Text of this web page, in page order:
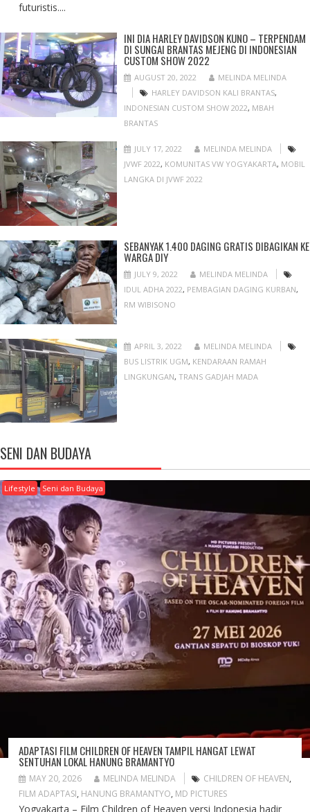
futuristis....
INI DIA HARLEY DAVIDSON KUNO – TERPENDAM
DI SUNGAI BRANTAS MEJENG DI INDONESIAN
CUSTOM SHOW 2022
AUGUST 20, 2022
MELINDA MELINDA
HARLEY DAVIDSON KALI BRANTAS,
INDONESIAN CUSTOM SHOW 2022, MBAH
BRANTAS
JULY 17, 2022
MELINDA MELINDA
JVWF 2022, KOMUNITAS VW YOGYAKARTA, MOBIL
LANGKA DI JVWF 2022
SEBANYAK 1.400 DAGING GRATIS DIBAGIKAN KE
WARGA DIY
JULY 9, 2022
MELINDA MELINDA
IDUL ADHA 2022, PEMBAGIAN DAGING KURBAN,
RM WIBISONO
APRIL 3, 2022
MELINDA MELINDA
BUS LISTRIK UGM, KENDARAAN RAMAH
LINGKUNGAN,TRANS GADJAH MADA
SENI DAN BUDAYA
Lifestyle Seni dan Budaya
ADAPTASI FILM CHILDREN OF HEAVEN TAMPIL HANGAT LEWAT
SENTUHAN LOKAL HANUNG BRAMANTYO
MAY 20, 2026 MELINDA MELINDA CHILDREN OF HEAVEN,
FILM ADAPTASI, HANUNG BRAMANTYO, MD PICTURES
Yogyakarta – Film Children of Heaven versi Indonesia hadir